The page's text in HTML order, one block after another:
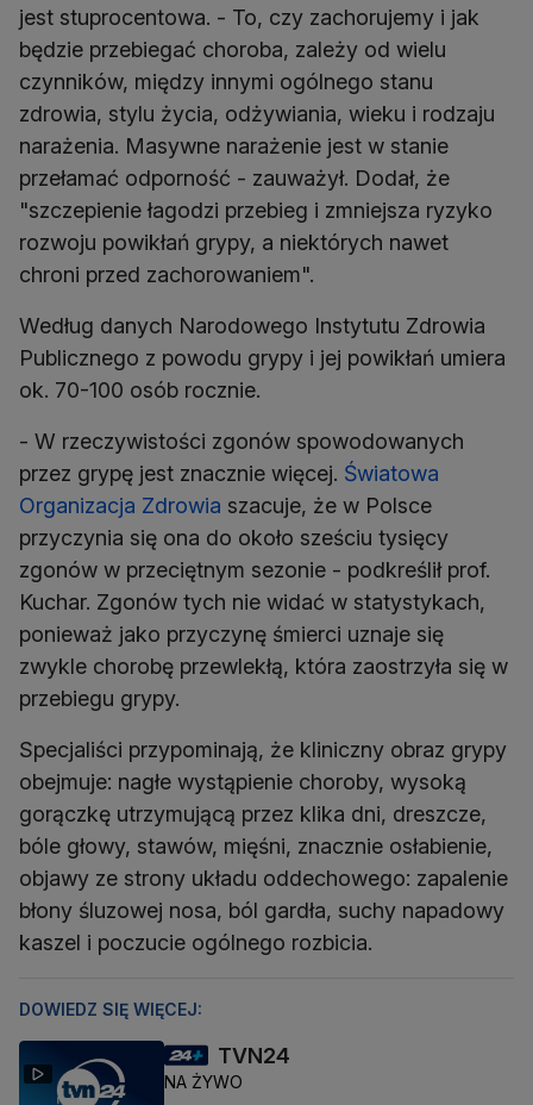
jest stuprocentowa. - To, czy zachorujemy i jak
będzie przebiegać choroba, zależy od wielu
czynników, między innymi ogólnego stanu
zdrowia, stylu życia, odżywiania, wieku i rodzaju
narażenia. Masywne narażenie jest w stanie
przełamać odporność - zauważył. Dodał, że
"szczepienie łagodzi przebieg i zmniejsza ryzyko
rozwoju powikłań grypy, a niektórych nawet
chroni przed zachorowaniem".
Według danych Narodowego Instytutu Zdrowia
Publicznego z powodu grypy i jej powikłań umiera
ok. 70-100 osób rocznie.
- W rzeczywistości zgonów spowodowanych
przez grypę jest znacznie więcej. Światowa
Organizacja Zdrowia szacuje, że w Polsce
przyczynia się ona do około sześciu tysięcy
zgonów w przeciętnym sezonie - podkreślił prof.
Kuchar. Zgonów tych nie widać w statystykach,
ponieważ jako przyczynę śmierci uznaje się
zwykle chorobę przewlekłą, która zaostrzyła się w
przebiegu grypy.
Specjaliści przypominają, że kliniczny obraz grypy
obejmuje: nagłe wystąpienie choroby, wysoką
gorączkę utrzymującą przez klika dni, dreszcze,
bóle głowy, stawów, mięśni, znacznie osłabienie,
objawy ze strony układu oddechowego: zapalenie
błony śluzowej nosa, ból gardła, suchy napadowy
kaszel i poczucie ogólnego rozbicia.
DOWIEDZ SIĘ WIĘCEJ:
TVN24
NA ŻYWO